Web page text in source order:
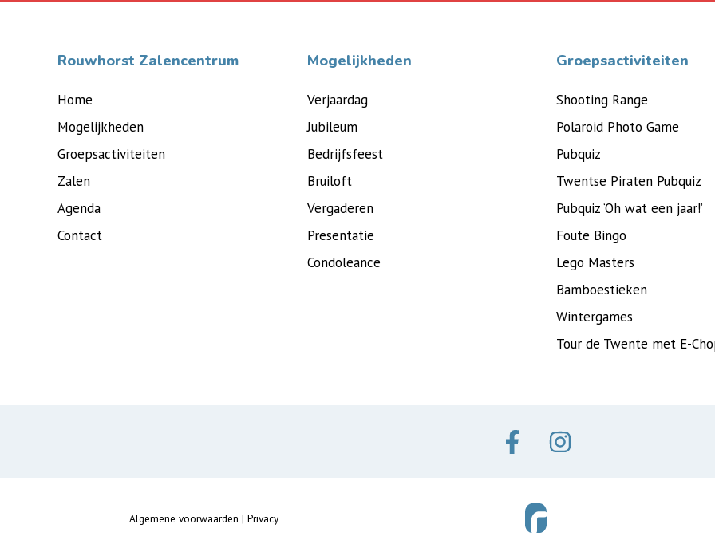
Rouwhorst Zalencentrum
Home
Mogelijkheden
Groepsactiviteiten
Zalen
Agenda
Contact
Mogelijkheden
Verjaardag
Jubileum
Bedrijfsfeest
Bruiloft
Vergaderen
Presentatie
Condoleance
Groepsactiviteiten
Shooting Range
Polaroid Photo Game
Pubquiz
Twentse Piraten Pubquiz
Pubquiz ‘Oh wat een jaar!’
Foute Bingo
Lego Masters
Bamboestieken
Wintergames
Tour de Twente met E-
Algemene voorwaarden | Privacy